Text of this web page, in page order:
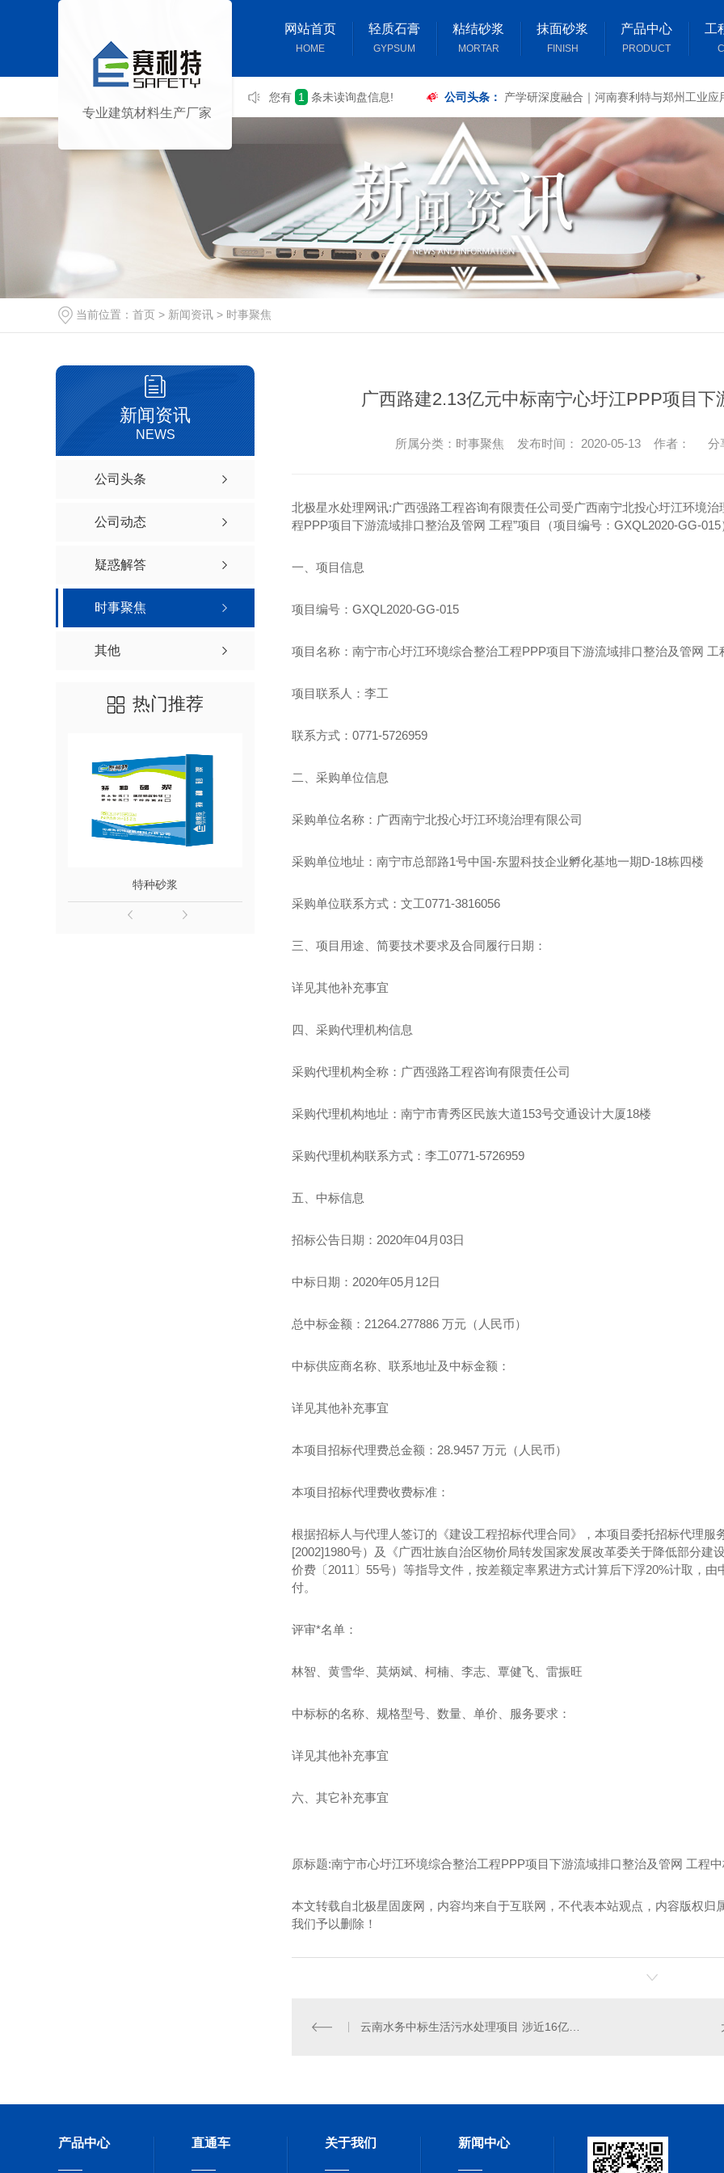
专业建筑材料生产厂家
网站首页
HOME
轻质石膏
GYPSUM
粘结砂浆
MORTAR
抹面砂浆
FINISH
产品中心
PRODUCT
工
公司头条： 产学研深度融合｜河南赛利特与郑州工业应
签订复合板材力学性能专项研究合作合同
您有 1 条未读询盘信息!
当前位置： 首页 > 新闻资讯 > 时事聚焦
新闻资讯
NEWS
公司头条
公司动态
疑惑解答
时事聚焦
其他
热门推荐
特种砂浆
广西路建2.13亿元中标南宁心圩江PPP项目
所属分类：时事聚焦 发布时间： 2020-05-13 作者： 分
北极星水处理网讯:广西强路工程咨询有限责任公司受广西南宁北投心圩江环境
程PPP项目下游流域排口整治及管网 工程”项目（项目编号：GXQL2020-GG-
一、项目信息
项目编号：GXQL2020-GG-015
项目名称：南宁市心圩江环境综合整治工程PPP项目下游流域排口整治及管网 工
项目联系人：李工
联系方式：0771-5726959
二、采购单位信息
采购单位名称：广西南宁北投心圩江环境治理有限公司
采购单位地址：南宁市总部路1号中国-东盟科技企业孵化基地一期D-18栋四楼
采购单位联系方式：文工0771-3816056
三、项目用途、简要技术要求及合同履行日期：
详见其他补充事宜
四、采购代理机构信息
采购代理机构全称：广西强路工程咨询有限责任公司
采购代理机构地址：南宁市青秀区民族大道153号交通设计大厦18楼
采购代理机构联系方式：李工0771-5726959
五、中标信息
招标公告日期：2020年04月03日
中标日期：2020年05月12日
总中标金额：21264.277886 万元（人民币）
中标供应商名称、联系地址及中标金额：
详见其他补充事宜
本项目招标代理费总金额：28.9457 万元（人民币）
本项目招标代理费收费标准：
根据招标人与代理人签订的《建设工程招标代理合同》，本项目委托招标代理
[2002]1980号）及《广西壮族自治区物价局转发国家发展改革委关于降低部分
价费〔2011〕55号）等指导文件，按差额定率累进方式计算后下浮20%计取，
付。
评审*名单：
林智、黄雪华、莫炳斌、柯楠、李志、覃健飞、雷振旺
中标标的名称、规格型号、数量、单价、服务要求：
详见其他补充事宜
六、其它补充事宜
原标题:南宁市心圩江环境综合整治工程PPP项目下游流域排口整治及管网 工程
本文转载自北极星固废网，内容均来自于互联网，不代表本站观点，内容版权
我们予以删除！
云南水务中标生活污水处理项目 涉近16亿元人币
产品中心 直通车 关于我们 新闻中心